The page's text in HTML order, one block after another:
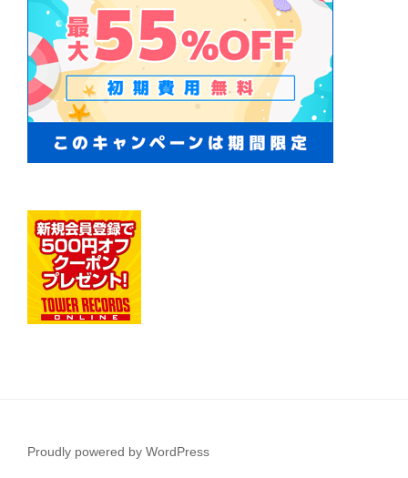
Proudly powered by WordPress